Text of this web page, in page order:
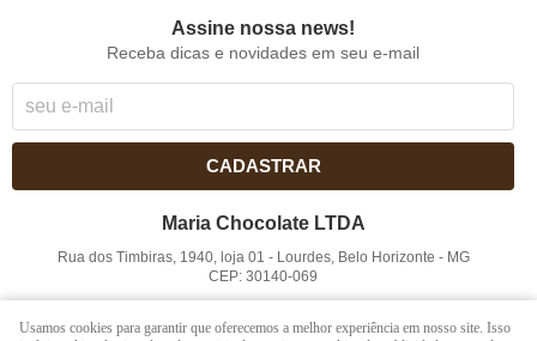
Assine nossa news!
Receba dicas e novidades em seu e-mail
CADASTRAR
Maria Chocolate LTDA
Rua dos Timbiras, 1940, loja 01 - Lourdes, Belo Horizonte - MG
CEP: 30140-069
Usamos cookies para garantir que oferecemos a melhor experiência em nosso site. Isso